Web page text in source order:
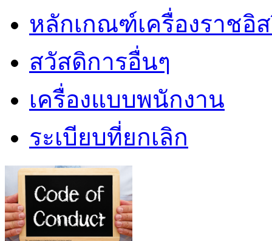
หลักเกณฑ์เครื่องราชอิ
สวัสดิการอื่นๆ
เครื่องแบบพนักงาน
ระเบียบที่ยกเลิก